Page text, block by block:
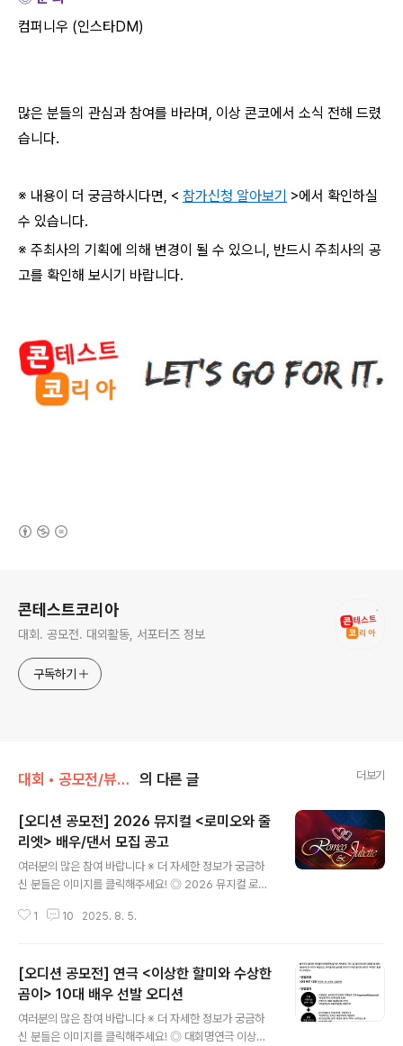
컴퍼니우 (인스타DM)
많은 분들의 관심과 참여를 바라며, 이상 콘코에서 소식 전해 드렸
습니다.
※ 내용이 더 궁금하시다면, < 참가신청 알아보기 >에서 확인하실
수 있습니다.
※ 주최사의 기획에 의해 변경이 될 수 있으니, 반드시 주최사의 공
고를 확인해 보시기 바랍니다.
콘테스트코리아
대회. 공모전. 대외활동, 서포터즈 정보
구독하기
대회 • 공모전/뷰티 • 선발 • 배우 • 오디션 의 다른 글 더보기
[오디션 공모전] 2026 뮤지컬 <로미오와 줄
리엣> 배우/댄서 모집 공고
여러분의 많은 참여 바랍니다 ※ 더 자세한 정보가 궁금하
신 분들은 이미지를 클릭해주세요! ◎ 2026 뮤지컬 로미
다.뮤지컬 로미오와 줄리엣> 에서 배우를 모집합니다.함께
0일 ~ 5월31일 (약 70회차 예정) ◎ 연습 및 리허설 기간
2026년 1월 2일 ~ 3월 19일 예정 ◎ 모집배역남녀 주조
연 배역과 앙상블 전체 ◎ 응시자격노래, 연기, 안무 능력
을 갖춘 배우 및 연습 및 공연 전 기간 참여 가능한 자 ◎ 일
1 10 2025. 8. 5.
[오디션 공모전] 연극 <이상한 할미와 수상한
곰이> 10대 배우 선발 오디션
여러분의 많은 참여 바랍니다 ※ 더 자세한 정보가 궁금하
신 분들은 이미지를 클릭해주세요! ◎ 대회명연극 이상한